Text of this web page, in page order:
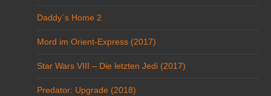
Daddy´s Home 2
Mord im Orient-Express (2017)
Star Wars VIII – Die letzten Jedi (2017)
Predator: Upgrade (2018)